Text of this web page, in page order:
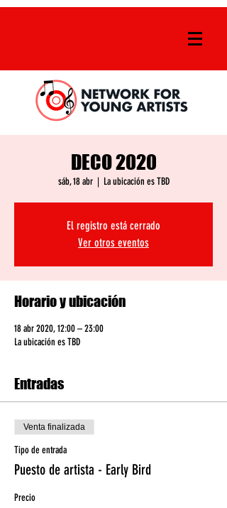
DECO 2020
sáb, 18 abr
  |
La ubicación es TBD
El registro está cerrado
Ver otros eventos
Horario y ubicación
18 abr 2020, 12:00 – 23:00
La ubicación es TBD
Entradas
Venta finalizada
Tipo de entrada
Puesto de artista - Early Bird
Precio